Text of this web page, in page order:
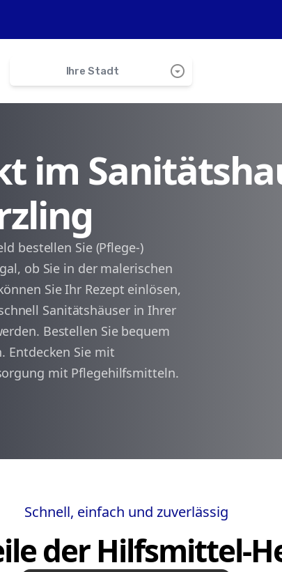
Ihre Stadt arrow_drop_down_circle
Zolling
Freising
München-Flughafen
Haag
Langenbach
arrow_back 1
im
bestellen Sie (Pflege-)
ob Sie in der malerischen
Sie Ihr Rezept einlösen,
Sanitätshäuser in Ihrer
Bestellen Sie bequem
Entdecken Sie mit
mit Pflegehilfsmitteln.
Schnell, einfach und zuverlässig
der Hilfsmittel-